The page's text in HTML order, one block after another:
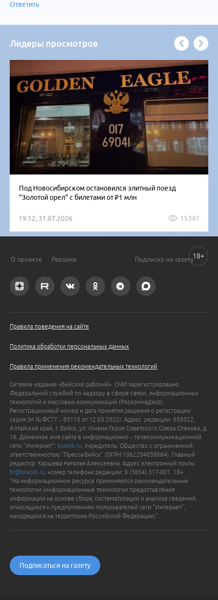
Ответить
Лидеры просмотров
Под Новосибирском остановился элитный поезд
"Золотой орел" с билетами от ₽1 млн
19:12, 31.07.2026 15347
О проекте Реклама Подписка на газету
Правила поведения на сайте
Политика обработки персональных данных
Правила применения рекомендательных технологий
Сетевое издание «Бийский рабочий». СМИ зарегистрировано
Федеральной службой по надзору в сфере связи, информационных
технологий и массовых коммуникаций (Роскомнадзор).
Регистрационный номер и дата принятия решения о регистрации:
серия Эл № ФС77 – 83115 от 12.05.2022г. Адрес: редакции: 659322,
Алтайский край, г. Бийск, ул. Имени Героя Советского Союза Спекова, д.
16. Доменное имя сайта в информационно – телекоммуникационной
сети "Интернет": biwork.ru . Учредитель: Общество с ограниченной
ответственностью "Пресса-Бийск" (ОГРН 1062204039864). Главный
редактор: Каршева Наталья Алексеевна. Адрес электронной почты:
br@biwork.ru , номер телефона редакции: 8 (3854) 317-001. 18+
"На информационном ресурсе применяются рекомендательные
технологии (информационные технологии предоставления
информации на основе сбора, систематизации и анализа сведений,
относящихся к предпочтениям пользователей сети "Интернет",
находящихся на территории Российской Федерации)".
Подписаться на газету
18+